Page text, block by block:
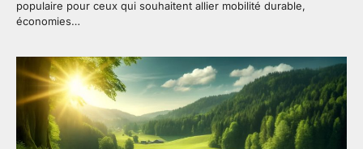
populaire pour ceux qui souhaitent allier mobilité durable,
économies…